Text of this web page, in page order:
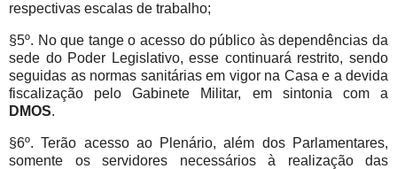
respectivas escalas de trabalho;
§5º. No que tange o acesso do público às dependências da
sede do Poder Legislativo, esse continuará restrito, sendo
seguidas as normas sanitárias em vigor na Casa e a devida
fiscalização pelo Gabinete Militar, em sintonia com a
DMOS.
§6º. Terão acesso ao Plenário, além dos Parlamentares,
somente os servidores necessários à realização das